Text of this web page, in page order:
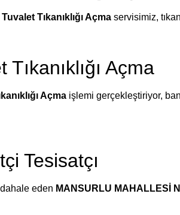
Tıkanıklığı Açma servisimiz,
Açma
Açma işlemi gerçekleştiriyor,
Tesisatçı
eden MANSURLU MAHALLESİ